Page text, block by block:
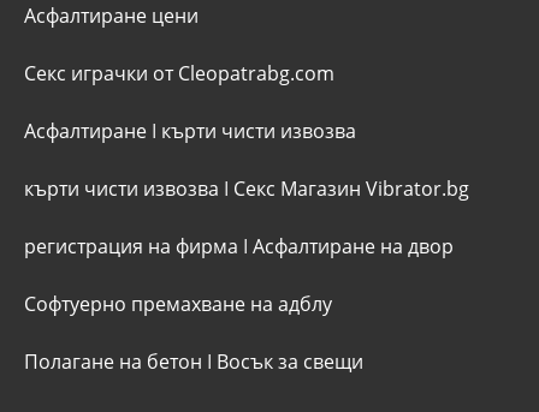
Асфалтиране цени
Секс играчки от Cleopatrabg.com
Асфалтиране I кърти чисти извозва
кърти чисти извозва I Секс Магазин Vibrator.bg
регистрация на фирма I Асфалтиране на двор
Софтуерно премахване на адблу
Полагане на бетон I Восък за свещи